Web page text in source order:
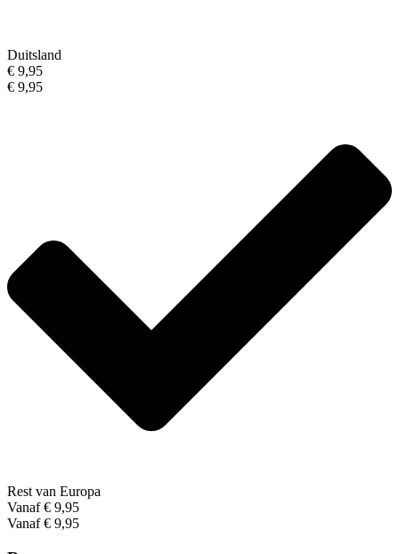
Duitsland
€ 9,95
€ 9,95
Rest van Europa
Vanaf € 9,95
Vanaf € 9,95